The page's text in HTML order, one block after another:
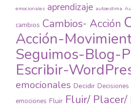
emocionales aprendizaje autoestima
cambios Cambios- Acción
Acción-
Seguimos-Blog-
Escribir-
emocionales Decidir Decisiones
emociones Fluir Fluir/